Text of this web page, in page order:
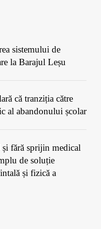
sistemului de
la Barajul Leșu
că tranziția către
al abandonului școlar
și fără sprijin medical
de soluție
și fizică a